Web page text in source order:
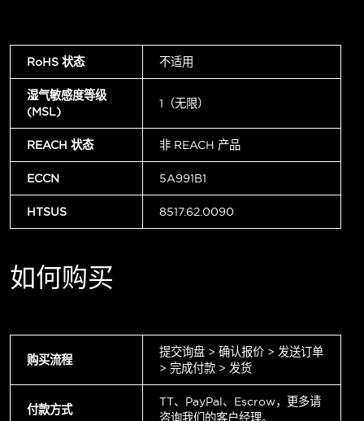
RoHS 状态 不适用
湿气敏感度等级
(MSL)
1（无限）
REACH 状态 非 REACH 产品
ECCN 5A991B1
HTSUS 8517.62.0090
如何购买
购买流程
提交询盘 > 确认报价 > 发送订单
> 完成付款 > 发货
付款方式
TT、PayPal、Escrow，更多请
咨询我们的客户经理。